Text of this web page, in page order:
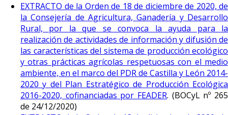
EXTRACTO de la Orden de 18 de diciembre de 2020, de
la Consejería de Agricultura, Ganadería y Desarrollo
Rural, por la que se convoca la ayuda para la
realización de actividades de información y difusión de
las características del sistema de producción ecológico
y otras prácticas agrícolas respetuosas con el medio
ambiente, en el marco del PDR de Castilla y León 2014-
2020 y del Plan Estratégico de Producción Ecológica
2016-2020, cofinanciadas por FEADER. (BOCyL nº 265
de 24/12/2020)